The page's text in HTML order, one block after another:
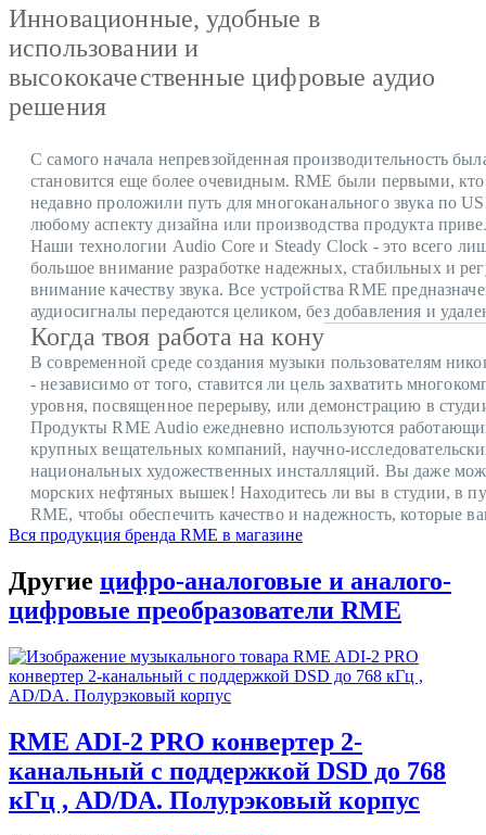
Инновационные, удобные в
использовании и
высококачественные цифровые аудио
решения
С самого начала непревзойденная производительность
становится еще более очевидным.RME были первыми, кто
недавно проложили путь для многоканального звука по
любому аспекту дизайна или производства продукта
Наши технологии Audio Core и Steady Clock - это всего
большое внимание разработке надежных, стабильных и
внимание качеству звука.Все устройства RME
аудиосигналы передаются целиком, без добавления и
Когда твоя работа на кону
В современной среде создания музыки пользователям
- независимо от того, ставится ли цель захватить
уровня, посвященное перерыву, или демонстрацию в
Продукты RME Audio ежедневно используются
крупных вещательных компаний, научно-
национальных художественных инсталляций. Вы даже
морских нефтяных вышек! Находитесь ли вы в студии, в
RME, чтобы обеспечить качество и надежность, которые
Вся продукция бренда RME в магазине
Другие цифро-аналоговые и аналого-
цифровые преобразователи RME
RME ADI-2 PRO конвертер 2-
канальный с поддержкой DSD до 768
кГц , AD/DA. Полурэковый корпус